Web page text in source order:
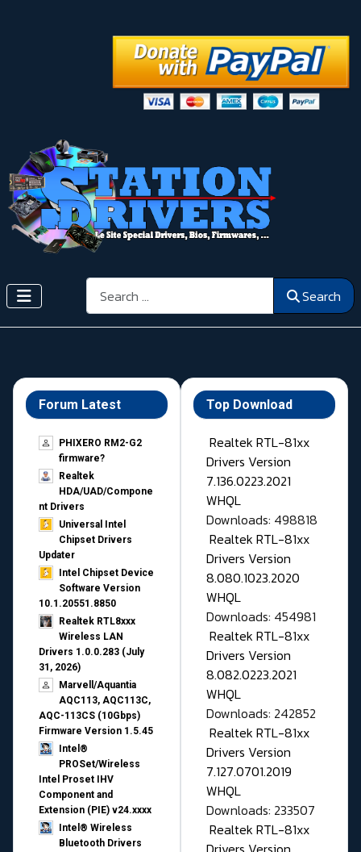
Search Search
Forum Latest
PHIXERO RM2-G2
firmware?
Realtek
HDA/UAD/Compone
nt Drivers
Universal Intel
Chipset Drivers
Updater​
Intel Chipset Device
Software Version
10.1.20551.8850
Realtek RTL8xxx
Wireless LAN
Drivers 1.0.0.283 (July
31, 2026)
Marvell/Aquantia
AQC113, AQC113C,
AQC-113CS (10Gbps)
Firmware Version 1.5.45
Intel®
PROSet/Wireless
Intel Proset IHV
Component and
Extension (PIE) v24.xxxx
Intel® Wireless
Bluetooth Drivers
Top Download
Realtek RTL-81xx
Drivers Version
7.136.0223.2021
WHQL
Downloads: 498818
Realtek RTL-81xx
Drivers Version
8.080.1023.2020
WHQL
Downloads: 454981
Realtek RTL-81xx
Drivers Version
8.082.0223.2021
WHQL
Downloads: 242852
Realtek RTL-81xx
Drivers Version
7.127.0701.2019
WHQL
Downloads: 233507
Realtek RTL-81xx